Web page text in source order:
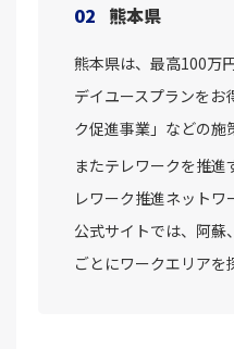
02 熊本県
熊本県は、最高100万
デイユースプランをお
ク促進事業」などの施
またテレワークを推
レワーク推進ネットワ
公式サイトでは、阿蘇
ごとにワークエリアを